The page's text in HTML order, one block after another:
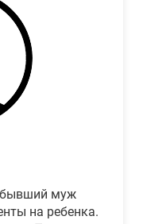
бывший муж
на ребенка.